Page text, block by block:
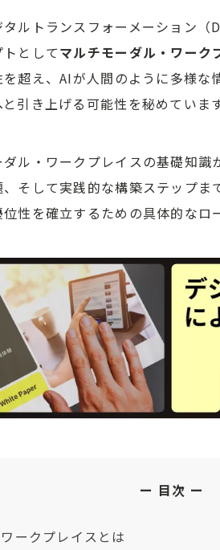
ルトランスフォーメーション（
としてマルチモーダル・ワーク
超え、AIが人間のように多様
引き上げる可能性を秘めています
ル・ワークプレイスの基礎知
そして実践的な構築ステップ
性を確立するための具体的なロ
目次
ークプレイスとは